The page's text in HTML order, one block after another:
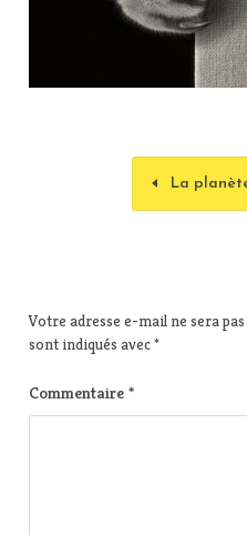
La
Votre adresse e-mail ne sera pas
sont indiqués avec*
Commentaire *